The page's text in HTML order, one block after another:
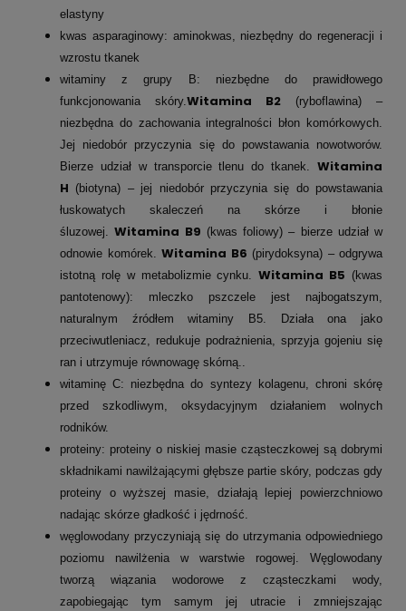
elastyny
kwas asparaginowy: aminokwas, niezbędny do regeneracji i
wzrostu tkanek
witaminy z grupy B: niezbędne do prawidłowego
funkcjonowania skóry.Witamina B2 (ryboflawina) –
niezbędna do zachowania integralności błon komórkowych.
Jej niedobór przyczynia się do powstawania nowotworów.
Bierze udział w transporcie tlenu do tkanek. Witamina
H (biotyna) – jej niedobór przyczynia się do powstawania
łuskowatych skaleczeń na skórze i błonie
śluzowej.Witamina B9 (kwas foliowy) – bierze udział w
odnowie komórek. Witamina B6 (pirydoksyna) – odgrywa
istotną rolę w metabolizmie cynku.Witamina B5 (kwas
pantotenowy): mleczko pszczele jest najbogatszym,
naturalnym źródłem witaminy B5. Działa ona jako
przeciwutleniacz, redukuje podrażnienia, sprzyja gojeniu się
ran i utrzymuje równowagę skórną..
witaminę C: niezbędna do syntezy kolagenu, chroni skórę
przed szkodliwym, oksydacyjnym działaniem wolnych
rodników.
proteiny: proteiny o niskiej masie cząsteczkowej są dobrymi
składnikami nawilżającymi głębsze partie skóry, podczas gdy
proteiny o wyższej masie, działają lepiej powierzchniowo
nadając skórze gładkość i jędrność.
węglowodany przyczyniają się do utrzymania odpowiedniego
poziomu nawilżenia w warstwie rogowej. Węglowodany
tworzą wiązania wodorowe z cząsteczkami wody,
zapobiegając tym samym jej utracie i zmniejszając